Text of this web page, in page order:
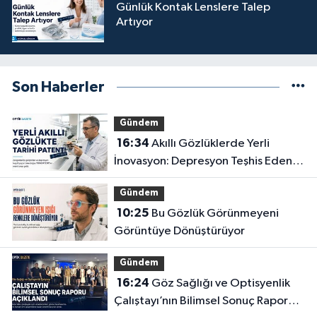
Günlük Kontak Lenslere Talep
Artıyor
Son Haberler
Gündem
16:34
İnovasyon: Depresyon Teşhis Eden
Gözlüğe Türkpatent Onayı
Gündem
10:25
Görüntüye Dönüştürüyor
Gündem
16:24
Çalıştayı’nın Bilimsel Sonuç Raporu